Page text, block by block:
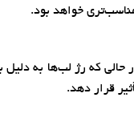
خواهد بود.
که رژ لب‌ها به
قرار دهد.